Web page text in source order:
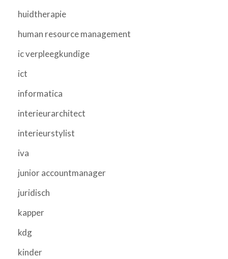
huidtherapie
human resource management
ic verpleegkundige
ict
informatica
interieurarchitect
interieurstylist
iva
junior accountmanager
juridisch
kapper
kdg
kinder